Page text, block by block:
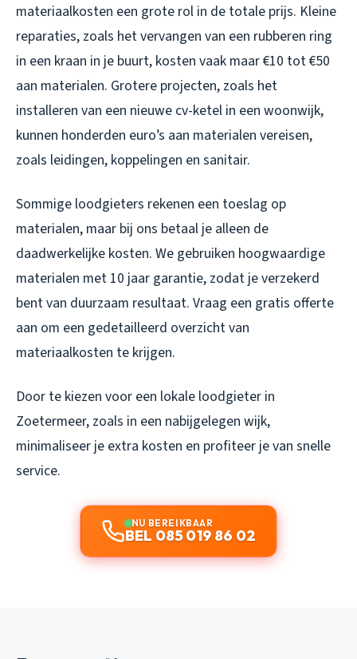
materiaalkosten een grote rol in de totale prijs. Kleine
reparaties, zoals het vervangen van een rubberen ring
in een kraan in je buurt, kosten vaak maar €10 tot €50
aan materialen. Grotere projecten, zoals het
installeren van een nieuwe cv-ketel in een woonwijk,
kunnen honderden euro’s aan materialen vereisen,
zoals leidingen, koppelingen en sanitair.
Sommige loodgieters rekenen een toeslag op
materialen, maar bij ons betaal je alleen de
daadwerkelijke kosten. We gebruiken hoogwaardige
materialen met 10 jaar garantie, zodat je verzekerd
bent van duurzaam resultaat. Vraag een gratis offerte
aan om een gedetailleerd overzicht van
materiaalkosten te krijgen.
Door te kiezen voor een lokale loodgieter in
Zoetermeer, zoals in een nabijgelegen wijk,
minimaliseer je extra kosten en profiteer je van snelle
service.
NU BEREIKBAAR
BEL 085 019 86 02